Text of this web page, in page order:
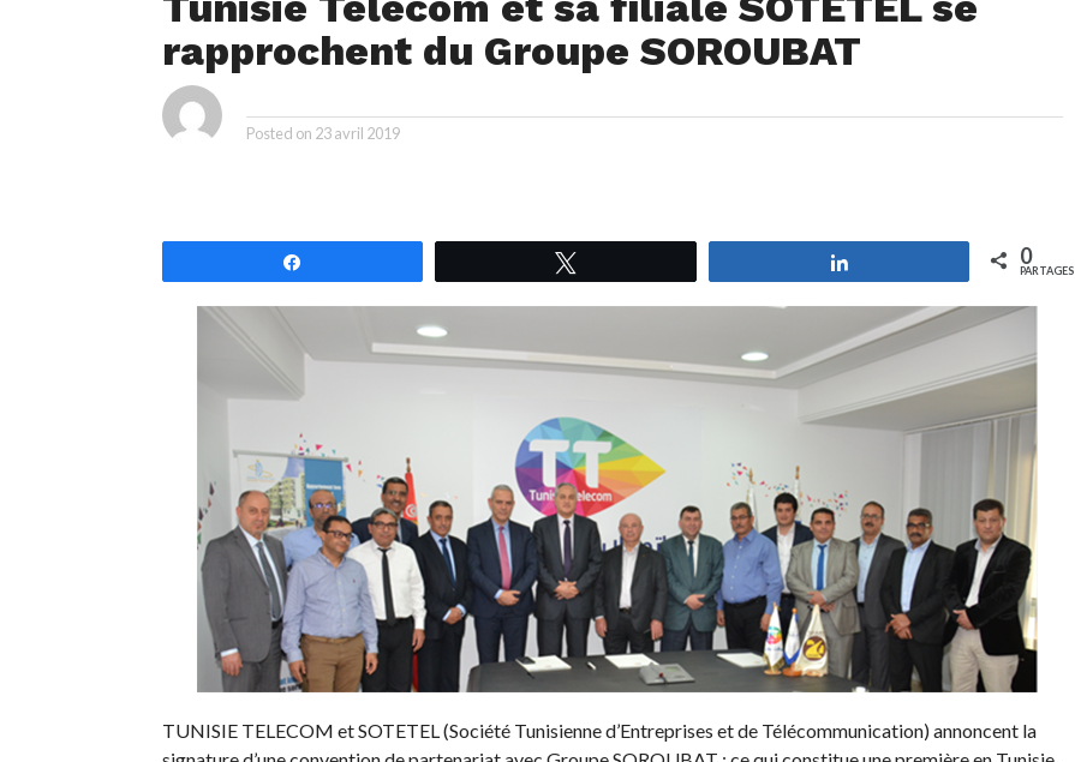
rapprochent du Groupe SOROUBAT
Posted on 23 avril 2019
0
PARTAGES
TUNISIE TELECOM et SOTETEL (Société Tunisienne d’Entreprises et de Télécommunication) annoncent la